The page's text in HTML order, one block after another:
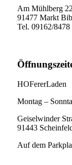
Am Mühlberg 22
91477 Markt
Tel. 09162/8478
HOFererLaden
Montag –
Geiselwinder
91443
Auf dem